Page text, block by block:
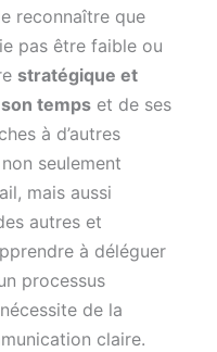
reconnaître que
pas être faible ou
stratégique et
tempset de ses
à d’autres
seulement
mais aussi
autres et
à déléguer
processus
de la
claire.